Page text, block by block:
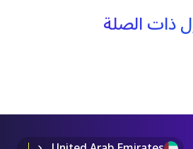
ذات الصلة